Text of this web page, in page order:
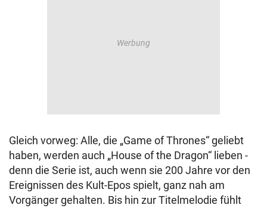
Gleich vorweg: Alle, die „Game of Thrones“ geliebt
haben, werden auch „House of the Dragon“ lieben -
denn die Serie ist, auch wenn sie 200 Jahre vor den
Ereignissen des Kult-Epos spielt, ganz nah am
Vorgänger gehalten. Bis hin zur Titelmelodie fühlt